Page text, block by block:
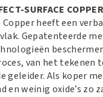
SURFACE
heeft een
Gepatenteerde
van het tekenen
geleider. Als koper
en weinig oxide’s zo